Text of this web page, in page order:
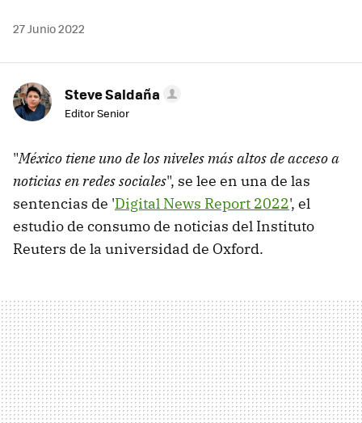
27 Junio 2022
Steve Saldaña
Editor Senior
"México tiene uno de los niveles más altos de acceso a
noticias en redes sociales", se lee en una de las
sentencias de 'Digital News Report 2022', el
estudio de consumo de noticias del Instituto
Reuters de la universidad de Oxford.